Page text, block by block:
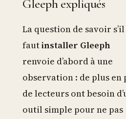
Gleeph expliqués
La question de savoir s’il
fautinstaller Gleeph
renvoie d’abord à une
observation : de plus en
de lecteurs ont besoin
outil simple pour ne pas